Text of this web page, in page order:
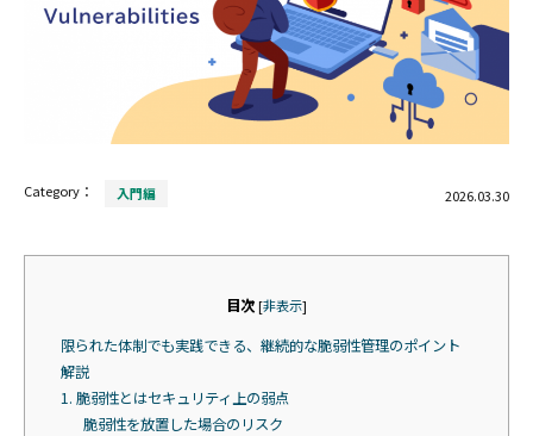
Category： 入門編 2026.03.30
目次[非表示]
限られた体制でも実践できる、継続的な脆弱性管理のポイント
解説
1. 脆弱性とはセキュリティ上の弱点
脆弱性を放置した場合のリスク